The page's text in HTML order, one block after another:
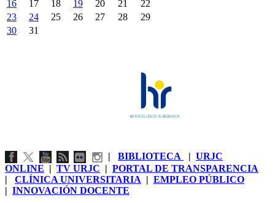
16
17 18 19 20 21
22
23
24 25 26 27 28
29
30
31
| BIBLIOTECA | URJC
ONLINE | TV URJC | PORTAL DE TRANSPARENCIA
| CLÍNICA UNIVERSITARIA | EMPLEO PÚBLICO
| INNOVACIÓN DOCENTE